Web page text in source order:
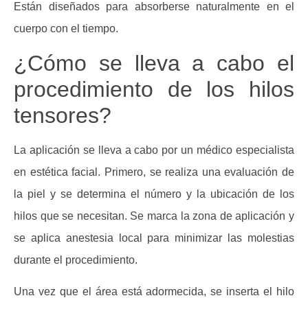
Están diseñados para absorberse naturalmente en el
cuerpo con el tiempo.
¿Cómo se lleva a cabo el
procedimiento de los hilos
tensores?
La aplicación se lleva a cabo por un médico especialista
en estética facial. Primero, se realiza una evaluación de
la piel y se determina el número y la ubicación de los
hilos que se necesitan. Se marca la zona de aplicación y
se aplica anestesia local para minimizar las molestias
durante el procedimiento.
Una vez que el área está adormecida, se inserta el hilo